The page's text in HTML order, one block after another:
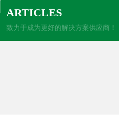
ARTICLES
致力于成为更好的解决方案供应商！